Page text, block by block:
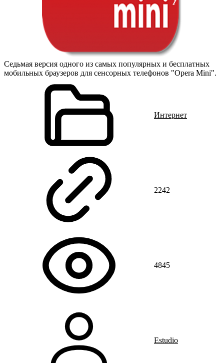
Седьмая версия одного из самых популярных и бесплатных
мобильных браузеров для сенсорных телефонов "Opera Mini".
Интернет
2242
4845
Estudio